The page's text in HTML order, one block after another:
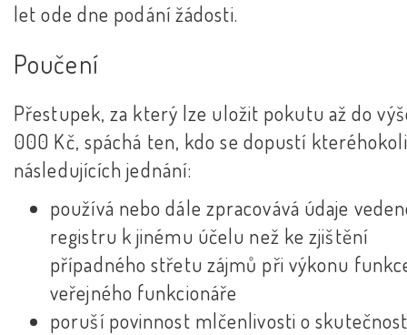
let ode dne podání žádosti.
Poučení
Přestupek, za který lze uložit pokutu až do
000 Kč, spáchá ten, kdo se dopustí
následujících jednání:
používá nebo dále zpracovává údaje
registru k jinému účelu než ke zjištění
případného střetu zájmů při výkonu
veřejného funkcionáře
poruší povinnost mlčenlivosti o